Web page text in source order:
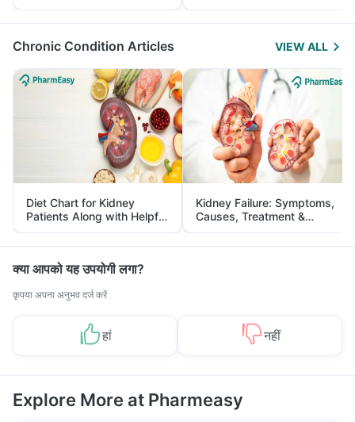
Yourself From It
and Its Role in Weight
Management
Chronic Condition Articles VIEW ALL
Diet Chart for Kidney
Patients Along with Helpful
Tips
Kidney Failure: Symptoms,
Causes, Treatment &
Prevention
क्या आपको यह उपयोगी लगा?
कृपया अपना अनुभव दर्ज करें
हां नहीं
Explore More at Pharmeasy